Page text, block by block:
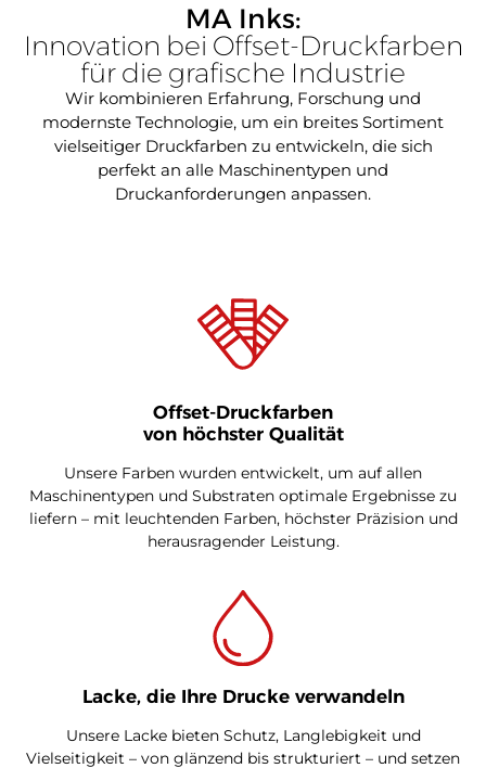
MA Inks:
Innovation bei Offset-Druckfarben
für die grafische Industrie
Wir kombinieren Erfahrung, Forschung und
modernste Technologie, um ein breites Sortiment
vielseitiger Druckfarben zu entwickeln, die sich
perfekt an alle Maschinentypen und
Druckanforderungen anpassen.
Offset-Druckfarben
von höchster Qualität
Unsere Farben wurden entwickelt, um auf allen
Maschinentypen und Substraten optimale Ergebnisse zu
liefern – mit leuchtenden Farben, höchster Präzision und
herausragender Leistung.
Lacke, die Ihre Drucke verwandeln
Unsere Lacke bieten Schutz, Langlebigkeit und
Vielseitigkeit – von glänzend bis strukturiert – und setzen